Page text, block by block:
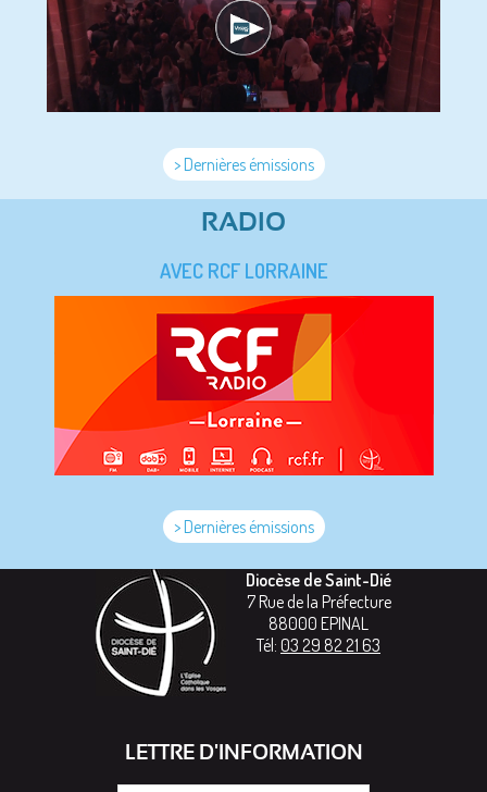
> Dernières émissions
RADIO
AVEC RCF LORRAINE
> Dernières émissions
Diocèse de Saint-Dié
7 Rue de la Préfecture
88000 EPINAL
Tél: 03 29 82 21 63
LETTRE D'INFORMATION